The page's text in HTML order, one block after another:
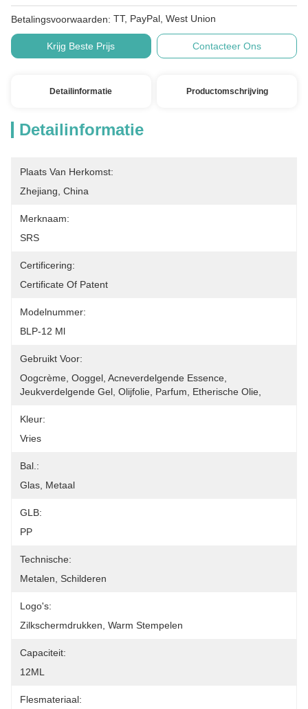
Betalingsvoorwaarden: TT, PayPal, West Union
Krijg Beste Prijs Contacteer Ons
Detailinformatie Productomschrijving
Detailinformatie
Plaats Van Herkomst:
Zhejiang, China
Merknaam:
SRS
Certificering:
Certificate Of Patent
Modelnummer:
BLP-12 Ml
Gebruikt Voor:
Oogcrème, Ooggel, Acneverdelgende Essence,
Jeukverdelgende Gel, Olijfolie, Parfum, Etherische Olie,
Kleur:
Vries
Bal.:
Glas, Metaal
GLB:
PP
Technische:
Metalen, Schilderen
Logo's:
Zilkschermdrukken, Warm Stempelen
Capaciteit:
12ML
Flesmateriaal: